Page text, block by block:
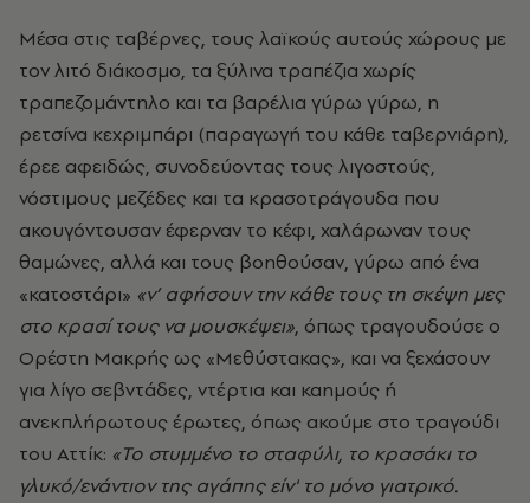
Μέσα στις ταβέρνες, τους λαϊκούς αυτούς χώρους με
τον λιτό διάκοσμο, τα ξύλινα τραπέζια χωρίς
τραπεζομάντηλο και τα βαρέλια γύρω γύρω, η
ρετσίνα κεχριμπάρι (παραγωγή του κάθε ταβερνιάρη),
έρεε αφειδώς, συνοδεύοντας τους λιγοστούς,
νόστιμους μεζέδες και τα κρασοτράγουδα που
ακουγόντουσαν έφερναν το κέφι, χαλάρωναν τους
θαμώνες, αλλά και τους βοηθούσαν, γύρω από ένα
«κατοστάρι» «ν’ αφήσουν την κάθε τους τη σκέψη μες
στο κρασί τους να μουσκέψει», όπως τραγουδούσε ο
Ορέστη Μακρής ως «Μεθύστακας», και να ξεχάσουν
για λίγο σεβντάδες, ντέρτια και καημούς ή
ανεκπλήρωτους έρωτες, όπως ακούμε στο τραγούδι
του Αττίκ: «Το στυμμένο το σταφύλι, το κρασάκι το
γλυκό/ενάντιον της αγάπης είν' το μόνο γιατρικό.